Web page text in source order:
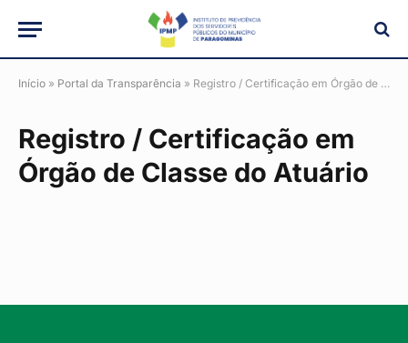
Início » Portal da Transparência » Registro / Certificação em Órgão de Classe do Atuário
Registro / Certificação em
Órgão de Classe do Atuário